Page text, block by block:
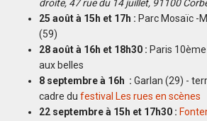
droite, 47 rue du 14 juillet, 91100
25 août à 15h et 17h : Parc Mosaïc -
(59)
28 août à 16h et 18h30 : Paris
aux belles
8 septembre à 16h : Garlan (29) -
cadre du festival Les rues en scènes
22 septembre à 15h et 17h30 :